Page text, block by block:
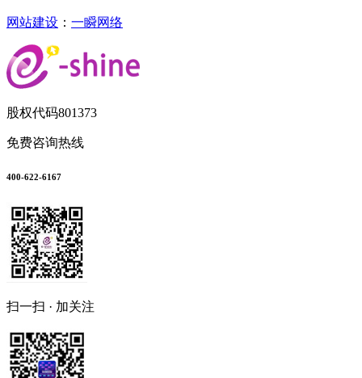
网站建设 ： 一瞬网络
股权代码801373
免费咨询热线
400-622-6167
扫一扫 · 加关注